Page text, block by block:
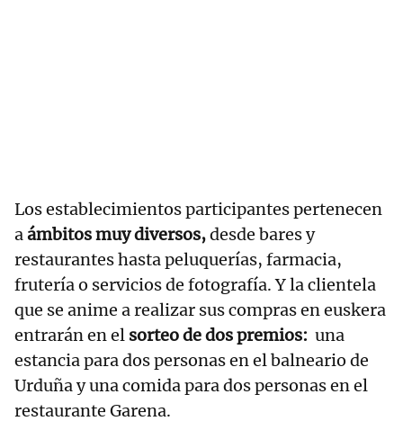
Los establecimientos participantes pertenecen
aámbitos muy diversos,desde bares y
restaurantes hasta peluquerías, farmacia,
frutería o servicios de fotografía. Y la clientela
que se anime a realizar sus compras en euskera
entrarán en el sorteo de dos premios: una
estancia para dos personas en el balneario de
Urduña y una comida para dos personas en el
restaurante Garena.